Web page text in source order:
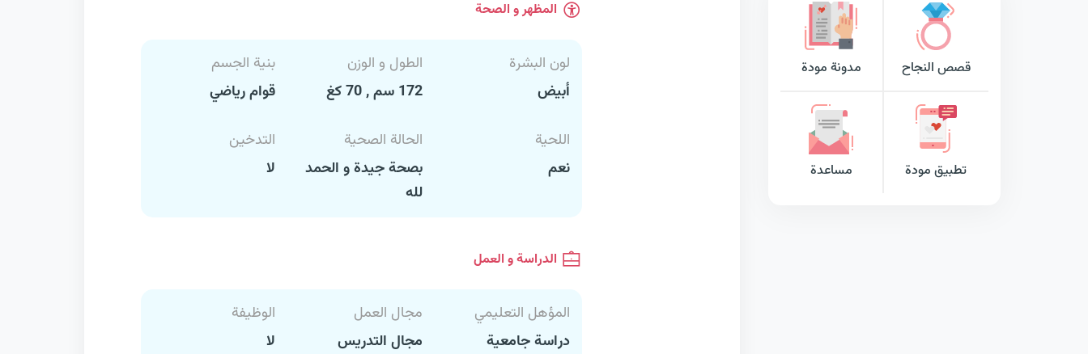
قصص النجاح مدونة مودة
تطبيق مودة مساعدة
المظهر و الصحة
لون البشرة
أبيض
الطول و الوزن
172 سم , 70 كغ
بنية الجسم
قوام رياضي
اللحية
نعم
الحالة الصحية
بصحة جيدة و الحمد
لله
التدخين
لا
الدراسة و العمل
المؤهل التعليمي
دراسة جامعية
مجال العمل
مجال التدريس
الوظيفة
لا